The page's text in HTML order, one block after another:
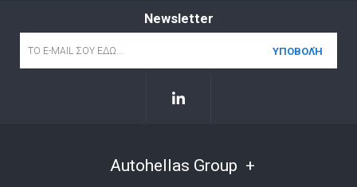
Newsletter
Autohellas Group